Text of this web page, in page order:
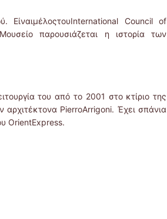
Council of
παρουσιάζεται η ιστορία των
του από το 2001 στο κτίριο της
αρχιτέκτονα PierroArrigoni. Έχει σπάνια
OrientExpress.